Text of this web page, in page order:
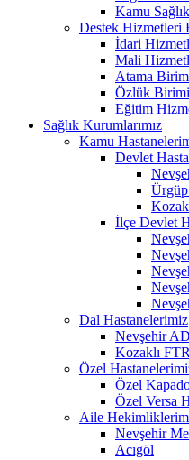
Kamu
Destek Hizmetleri
İdari
Mali
Atama
Özlük Birimi
Eğitim
Sağlık Kurumlarımız
Kamu
Devlet
İlçe Devlet
Dal Hastanelerimiz
Nevşehir
Kozaklı
Özel
Özel
Özel Versa
Aile
Nevşehir
Acıgöl